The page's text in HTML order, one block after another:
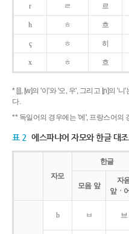
r ㄹ 르
h ㅎ 흐
ç ㅎ 히
x ㅎ 흐
* [j], [w]의 '이'와 '오, 우', 그리고 [ɲ]의 '
다.
** 독일어의 경우에는 '에', 프랑스어의
표 2 에스파냐어 자모와 한글 대
자모
한글
모음 앞
자
앞ㆍ
b ㅂ 브